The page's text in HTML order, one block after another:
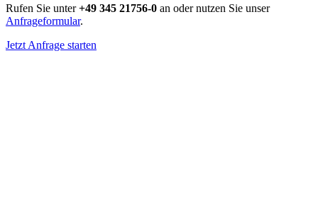
Rufen Sie unter+49 345 21756-0 an oder nutzen Sie unser
Anfrageformular.
Jetzt Anfrage starten